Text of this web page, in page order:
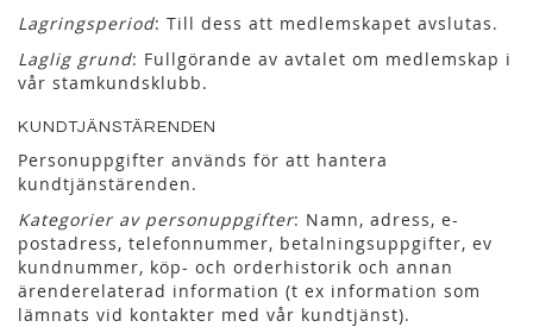
Lagringsperiod: Till dess att medlemskapet avslutas.
Laglig grund: Fullgörande av avtalet om medlemskap i
vår stamkundsklubb.
KUNDTJÄNSTÄRENDEN
Personuppgifter används för att hantera
kundtjänstärenden.
Kategorier av personuppgifter: Namn, adress, e-
postadress, telefonnummer, betalningsuppgifter, ev
kundnummer, köp- och orderhistorik och annan
ärenderelaterad information (t ex information som
lämnats vid kontakter med vår kundtjänst).